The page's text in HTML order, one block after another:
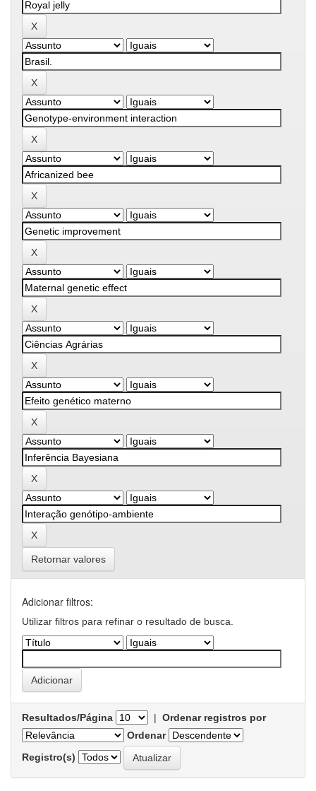
Retornar valores
Adicionar filtros:
Utilizar filtros para refinar o resultado de busca.
Resultados/Página | Ordenar registros por
Ordenar
Registro(s)